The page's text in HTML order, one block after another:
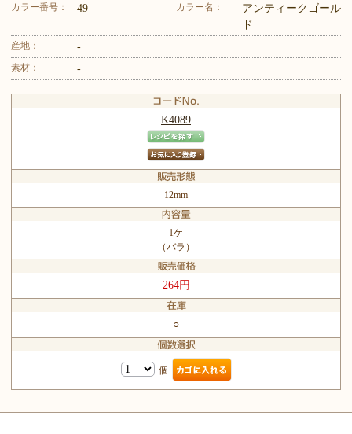
カラー番号： 49 カラー名：
アンティークゴール
ド
産地： -
素材： -
K4089
12mm
1ケ
（バラ）
264円
○
個